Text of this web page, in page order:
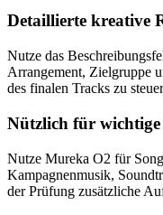
Detaillierte kreative
Nutze das
Arrangement, Zielgruppe
des finalen Tracks zu
Nützlich für
Nutze Mureka O2 für
Kampagnenmusik,
der Prüfung zusätzliche